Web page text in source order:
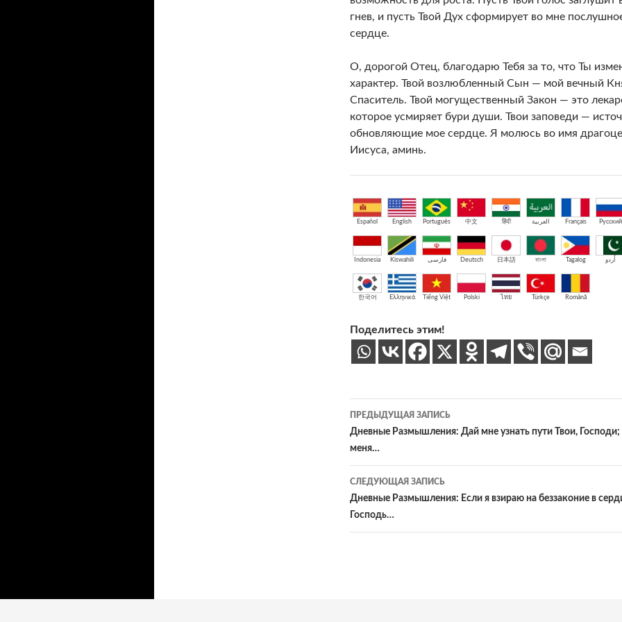
гнев, и пусть Твой Дух сформирует во мне
сердце.
О, дорогой Отец, благодарю Тебя за то, что Ты
характер. Твой возлюбленный Сын — мой вечный
Спаситель. Твой могущественный Закон — это
которое усмиряет бури души. Твои заповеди —
обновляющие мое сердце. Я молюсь во имя
Иисуса, аминь.
Español English Português 中文 हिंदी العربية Français Русский
Indonesia Kiswahili فارسی Deutsch 日本語 বাংলা Tagalog اُردو
한국어 Ελληνικά Tiếng Việt Polski ไทย Türkçe Română
Поделитесь этим!
Навигация
по
ПРЕДЫДУЩАЯ ЗАПИСЬ
Дневные Размышления: Дай мне узнать пути Твои, Господи;
меня…
СЛЕДУЮЩАЯ ЗАПИСЬ
Дневные Размышления: Если я взираю на беззаконие в
Господь…